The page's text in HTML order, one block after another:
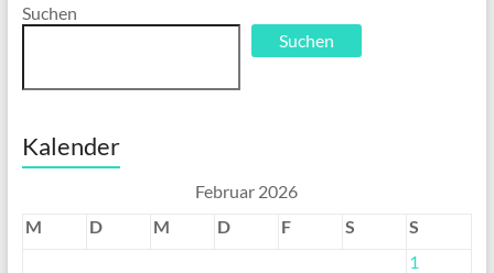
Suchen
Suchen
Kalender
Februar 2026
M
D M D F S
S
1